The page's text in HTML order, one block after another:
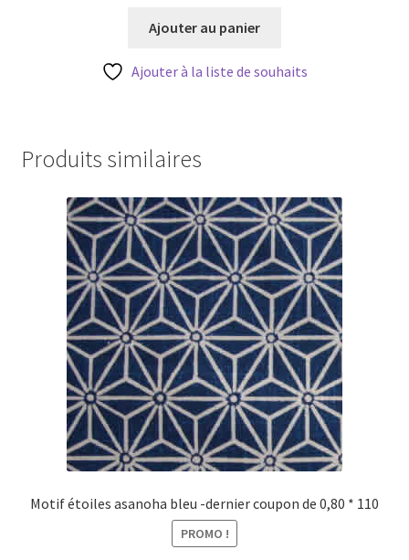
initial
12,00 €.
actuel
10,00 €.
Ajouter au panier
Ajouter à la liste de souhaits
Produits similaires
Motif étoiles asanoha bleu -dernier coupon de 0,80 * 110
PROMO !